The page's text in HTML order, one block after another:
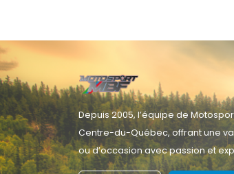
Depuis 2005, l’équipe de
Centre-du-Québec, offrant une
ou d’occasion avec passion et